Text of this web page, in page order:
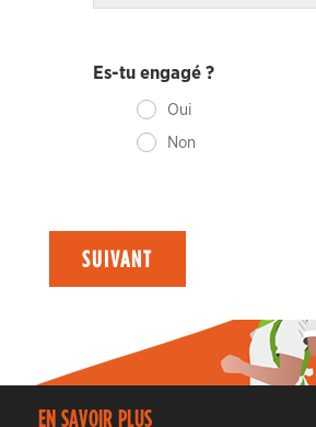
Es-tu engagé ?
Oui
Non
EN SAVOIR PLUS